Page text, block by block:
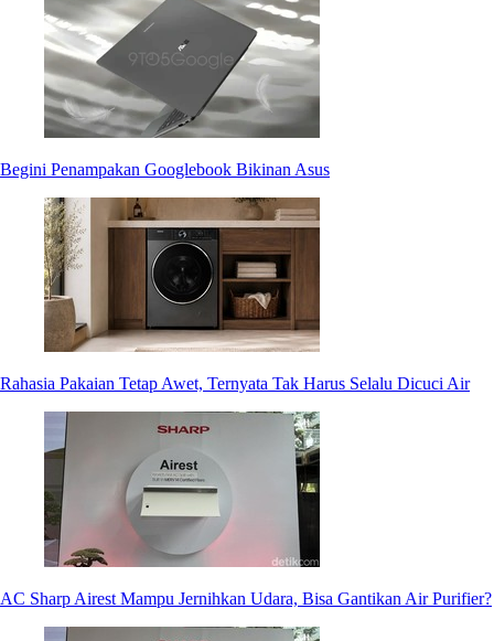
Begini Penampakan Googlebook Bikinan Asus
Rahasia Pakaian Tetap Awet, Ternyata Tak Harus Selalu Dicuci Air
AC Sharp Airest Mampu Jernihkan Udara, Bisa Gantikan Air Purifier?